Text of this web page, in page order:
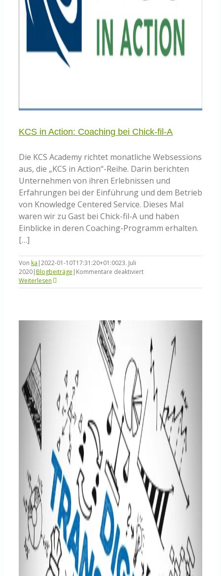
KCS in Action: Coaching bei Chick-fil-A
Die KCS Academy richtet monatliche Websessions
aus, die „KCS in Action“-Reihe. Darin berichten
Unternehmen von ihren Erlebnissen und
Erfahrungen bei der Einführung und dem Betrieb
von Knowledge Centered Service. Dieses Mal
waren wir zu Gast bei Chick-fil-A und haben
Einblicke in deren Coaching-Programm erhalten.
[…]
Von ka |2022-01-10T17:31:20+01:0023. Juli
2020|Blogbeiträge | Kommentare deaktiviertfür
in
Weiterlesen